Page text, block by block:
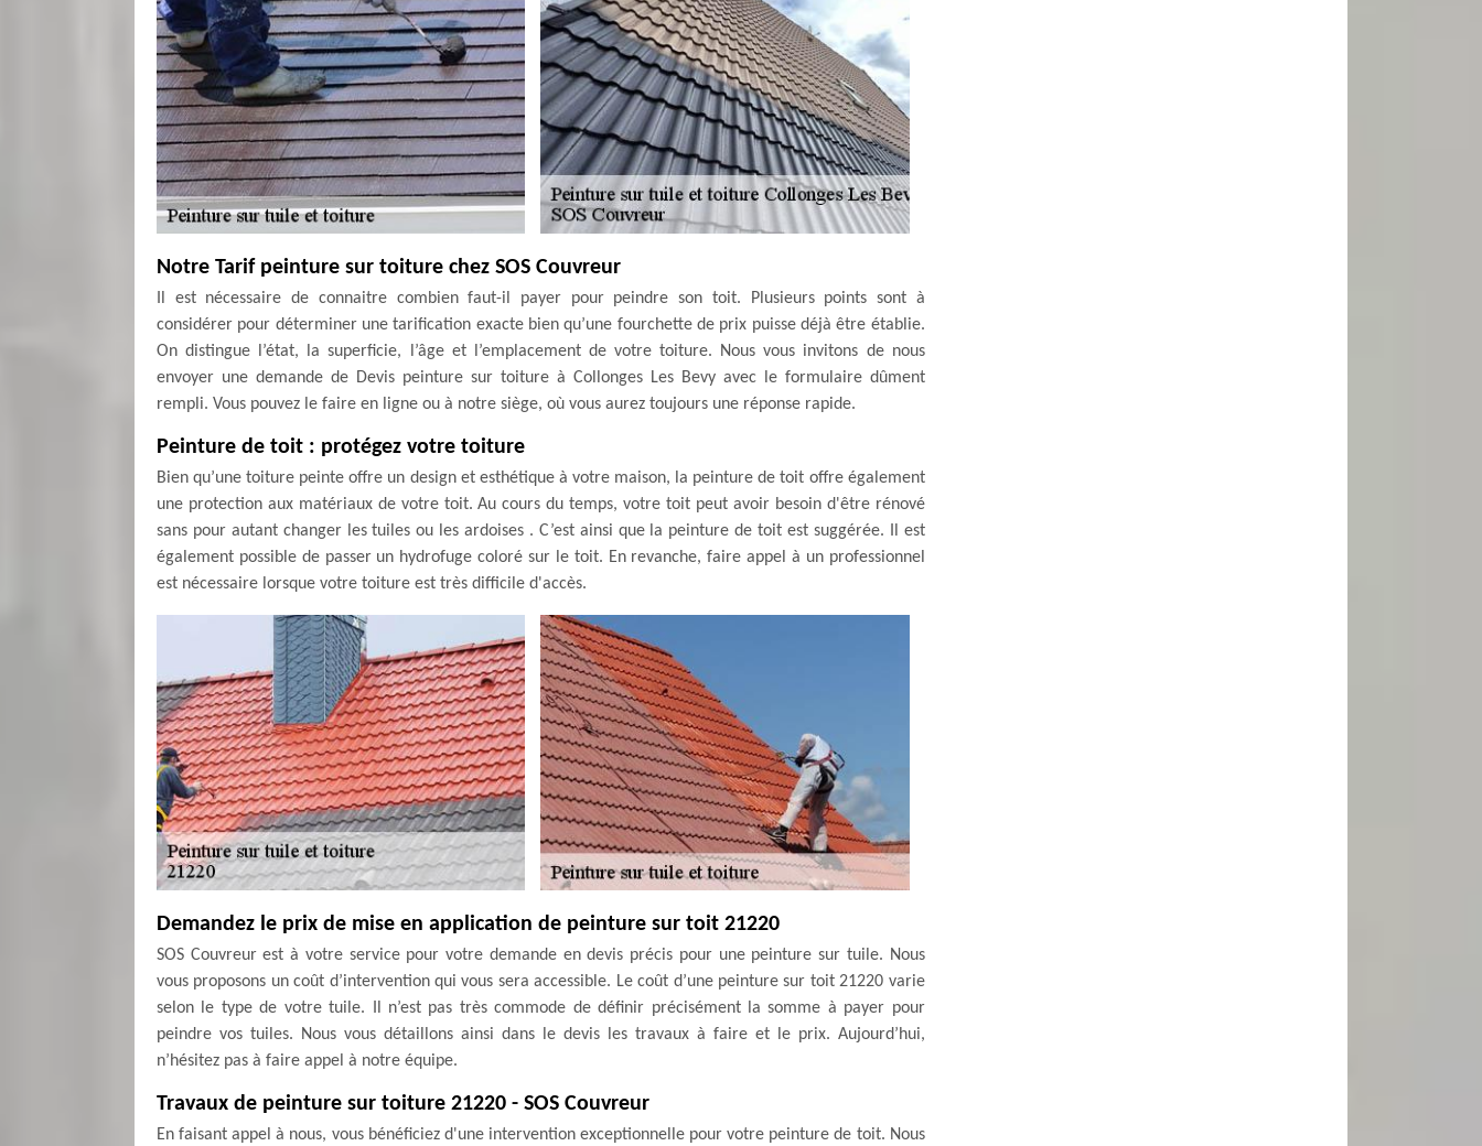
Notre Tarif peinture sur toiture chez SOS Couvreur
Il est nécessaire de connaitre combien faut-il payer pour peindre son toit. Plusieurs points sont à
considérer pour déterminer une tarification exacte bien qu’une fourchette de prix puisse déjà être établie.
On distingue l’état, la superficie, l’âge et l’emplacement de votre toiture. Nous vous invitons de nous
envoyer une demande de Devis peinture sur toiture à Collonges Les Bevy avec le formulaire dûment
rempli. Vous pouvez le faire en ligne ou à notre siège, où vous aurez toujours une réponse rapide.
Peinture de toit : protégez votre toiture
Bien qu’une toiture peinte offre un design et esthétique à votre maison, la peinture de toit offre également
une protection aux matériaux de votre toit. Au cours du temps, votre toit peut avoir besoin d'être rénové
sans pour autant changer les tuiles ou les ardoises . C’est ainsi que la peinture de toit est suggérée. Il est
également possible de passer un hydrofuge coloré sur le toit. En revanche, faire appel à un professionnel
est nécessaire lorsque votre toiture est très difficile d'accès.
Demandez le prix de mise en application de peinture sur toit 21220
SOS Couvreur est à votre service pour votre demande en devis précis pour une peinture sur tuile. Nous
vous proposons un coût d’intervention qui vous sera accessible. Le coût d’une peinture sur toit 21220 varie
selon le type de votre tuile. Il n’est pas très commode de définir précisément la somme à payer pour
peindre vos tuiles. Nous vous détaillons ainsi dans le devis les travaux à faire et le prix. Aujourd’hui,
n’hésitez pas à faire appel à notre équipe.
Travaux de peinture sur toiture 21220 - SOS Couvreur
En faisant appel à nous, vous bénéficiez d'une intervention exceptionnelle pour votre peinture de toit. Nous